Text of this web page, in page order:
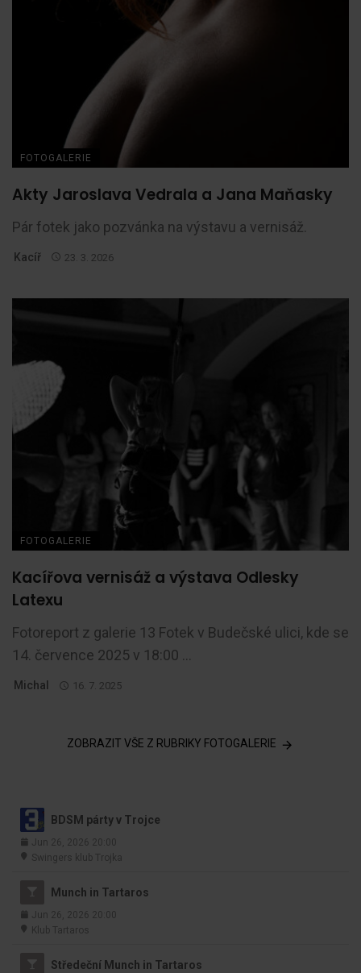
FOTOGALERIE
Akty Jaroslava Vedrala a Jana Maňasky
Pár fotek jako pozvánka na výstavu a vernisáž.
Kacíř 23. 3. 2026
FOTOGALERIE
Kacířova vernisáž a výstava Odlesky
Latexu
Fotoreport z galerie 13 Fotek v Budečské ulici, kde se
14. července 2025 v 18:00 ...
Michal 16. 7. 2025
ZOBRAZIT VŠE Z RUBRIKY FOTOGALERIE
BDSM párty v Trojce
Jun 26, 2026 20:00
Swingers klub Trojka
Munch in Tartaros
Jun 26, 2026 20:00
Klub Tartaros
Středeční Munch in Tartaros